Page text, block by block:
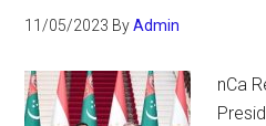
11/05/2023 ByAdmin
nCa